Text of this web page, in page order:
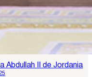
Abdullah II de Jordania